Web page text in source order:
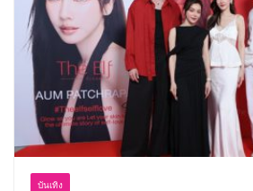
บันเทิง